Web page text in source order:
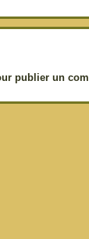
publier un